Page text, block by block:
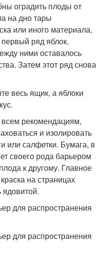
оградить плоды от
на дно тары
или иного материала,
ряд яблок.
ними оставалось
Затем этот ряд снова
весь ящик, а яблоки
рекомендациям,
и изолировать
или салфетки. Бумага, в
своего рода барьером
к другому. Главное
на страницах
для распространения
для распространения